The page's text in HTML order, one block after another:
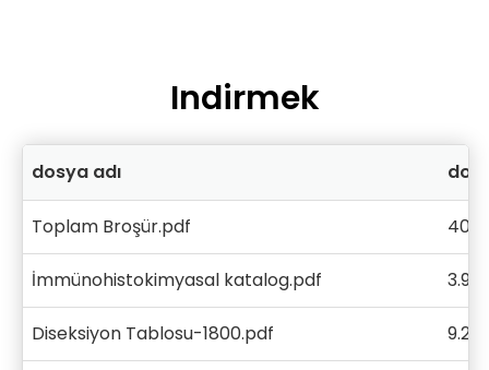
Indirmek
dosya adı
Toplam Broşür.pdf
İmmünohistokimyasal katalog.pdf
Diseksiyon Tablosu-1800.pdf